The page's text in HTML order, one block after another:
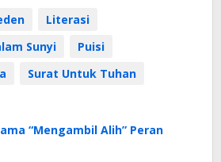
Literasi
Sunyi
Puisi
Surat Untuk Tuhan
“Mengambil Alih” Peran